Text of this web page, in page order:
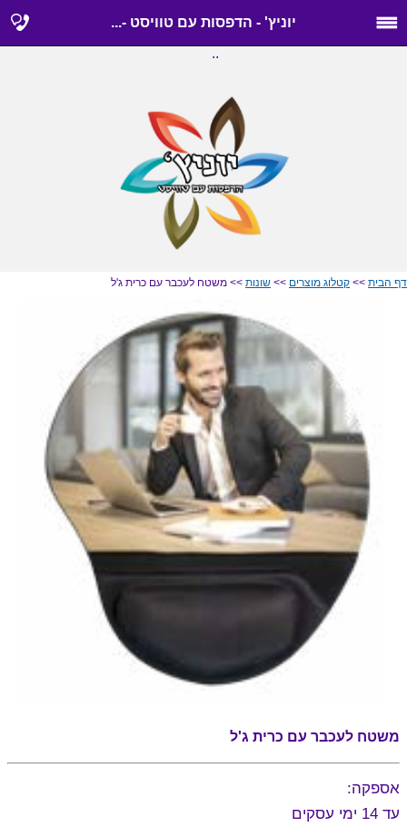
יוניץ' - הדפסות עם טוויסט -...
..
דף הבית >> קטלוג מוצרים >> שונות >> משטח לעכבר עם כרית ג'ל
משטח לעכבר עם כרית ג'ל
אספקה:
עד 14 ימי עסקים